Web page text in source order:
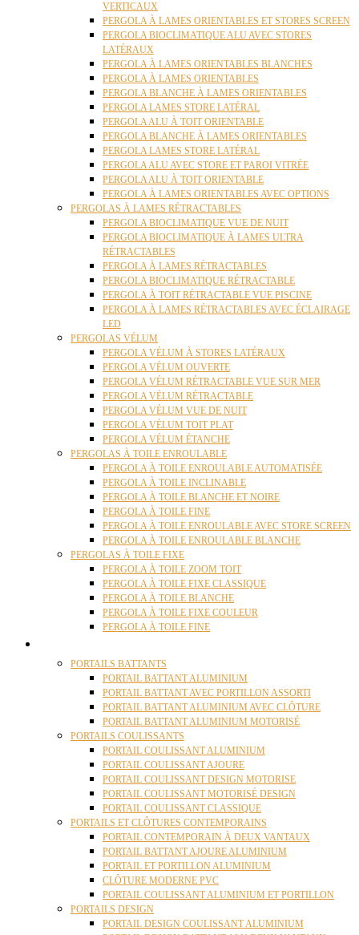
VERTICAUX
PERGOLA À LAMES ORIENTABLES ET STORES SCREEN
PERGOLA BIOCLIMATIQUE ALU AVEC STORES
LATÉRAUX
PERGOLA À LAMES ORIENTABLES BLANCHES
PERGOLA À LAMES ORIENTABLES
PERGOLA BLANCHE À LAMES ORIENTABLES
PERGOLA LAMES STORE LATÉRAL
PERGOLA ALU À TOIT ORIENTABLE
PERGOLA BLANCHE À LAMES ORIENTABLES
PERGOLA LAMES STORE LATÉRAL
PERGOLA ALU AVEC STORE ET PAROI VITRÉE
PERGOLA ALU À TOIT ORIENTABLE
PERGOLA À LAMES ORIENTABLES AVEC OPTIONS
PERGOLAS À LAMES RÉTRACTABLES
PERGOLA BIOCLIMATIQUE VUE DE NUIT
PERGOLA BIOCLIMATIQUE À LAMES ULTRA
RÉTRACTABLES
PERGOLA À LAMES RÉTRACTABLES
PERGOLA BIOCLIMATIQUE RÉTRACTABLE
PERGOLA À TOIT RÉTRACTABLE VUE PISCINE
PERGOLA À LAMES RÉTRACTABLES AVEC ÉCLAIRAGE
LED
PERGOLAS VÉLUM
PERGOLA VÉLUM À STORES LATÉRAUX
PERGOLA VÉLUM OUVERTE
PERGOLA VÉLUM RÉTRACTABLE VUE SUR MER
PERGOLA VÉLUM RÉTRACTABLE
PERGOLA VÉLUM VUE DE NUIT
PERGOLA VÉLUM TOIT PLAT
PERGOLA VÉLUM ÉTANCHE
PERGOLAS À TOILE ENROULABLE
PERGOLA À TOILE ENROULABLE AUTOMATISÉE
PERGOLA À TOILE INCLINABLE
PERGOLA À TOILE BLANCHE ET NOIRE
PERGOLA À TOILE FINE
PERGOLA À TOILE ENROULABLE AVEC STORE SCREEN
PERGOLA À TOILE ENROULABLE BLANCHE
PERGOLAS À TOILE FIXE
PERGOLA À TOILE ZOOM TOIT
PERGOLA À TOILE FIXE CLASSIQUE
PERGOLA À TOILE BLANCHE
PERGOLA À TOILE FIXE COULEUR
PERGOLA À TOILE FINE
PORTAILS BATTANTS
PORTAIL BATTANT ALUMINIUM
PORTAIL BATTANT AVEC PORTILLON ASSORTI
PORTAIL BATTANT ALUMINIUM AVEC CLÔTURE
PORTAIL BATTANT ALUMINIUM MOTORISÉ
PORTAILS COULISSANTS
PORTAIL COULISSANT ALUMINIUM
PORTAIL COULISSANT AJOURE
PORTAIL COULISSANT DESIGN MOTORISE
PORTAIL COULISSANT MOTORISÉ DESIGN
PORTAIL COULISSANT CLASSIQUE
PORTAILS ET CLÔTURES CONTEMPORAINS
PORTAIL CONTEMPORAIN À DEUX VANTAUX
PORTAIL BATTANT AJOURE ALUMINIUM
PORTAIL ET PORTILLON ALUMINIUM
CLÔTURE MODERNE PVC
PORTAIL COULISSANT ALUMINIUM ET PORTILLON
PORTAILS DESIGN
PORTAIL DESIGN COULISSANT ALUMINIUM